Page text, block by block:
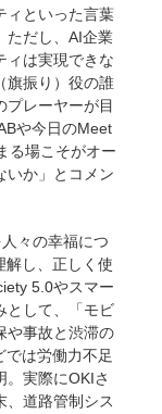
ィといった言葉
ただし、AI企業
ィは実現できな
旗振り）役の誰
プレーヤーが目
や今日のMeet
る場こそがオー
いか」とコメン
々の幸福につ
解し、正しく使
5.0やスマー
として、「モビ
や事故と渋滞の
は労働力不足
。実際にOKIさ
、道路管制シス